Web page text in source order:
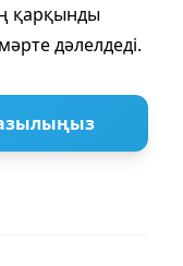
қарқынды
дәлелдеді.